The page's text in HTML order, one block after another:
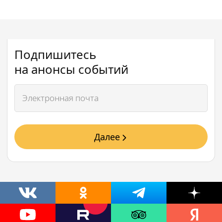
Подпишитесь
на анонсы событий
Далее